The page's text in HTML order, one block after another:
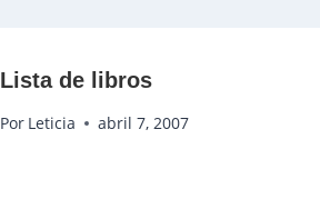
Lista de libros
Por Leticia abril 7, 2007